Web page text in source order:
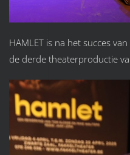
HAMLET is na het succes
de derde theaterproductie